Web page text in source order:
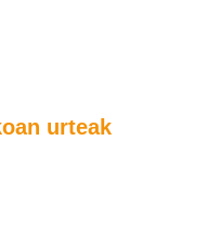
urteak